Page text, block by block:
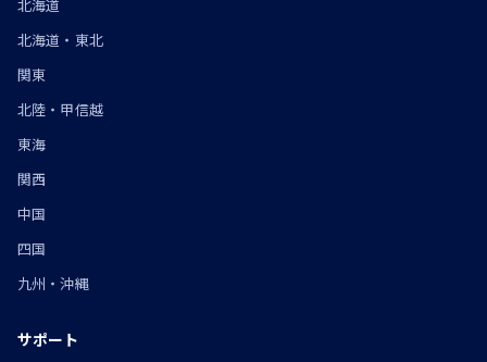
北海道
北海道・東北
関東
北陸・甲信越
東海
関西
中国
四国
九州・沖縄
サポート